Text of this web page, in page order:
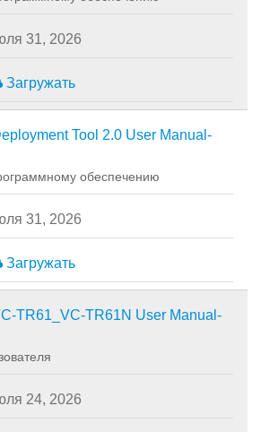
31, 2026
Загружать
Tool 2.0 User Manual-
обеспечению
31, 2026
Загружать
TR61_VC-TR61N User Manual-
24, 2026